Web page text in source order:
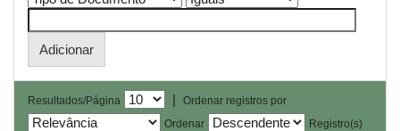
Resultados/Página |
Ordenar registros por
Ordenar
Registro(s)